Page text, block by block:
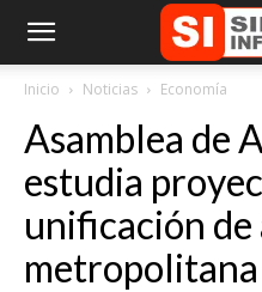
Inicio Noticias Economía
Asamblea de
estudia
unificación